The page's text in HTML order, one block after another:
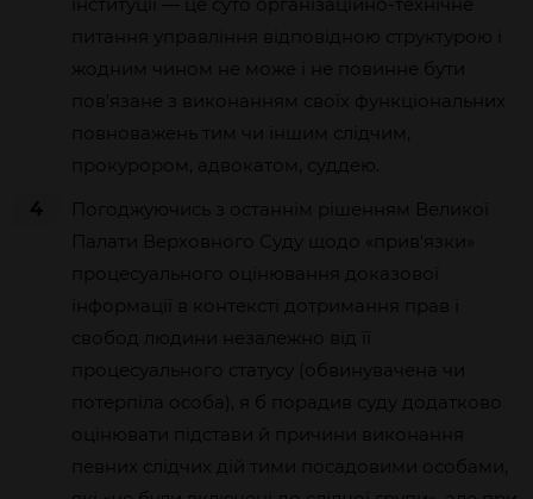
питання управління відповідною структурою і
жодним чином не може і не повинне бути
пов'язане з виконанням своїх функціональних
повноважень тим чи іншим слідчим,
прокурором, адвокатом, суддею.
4
Погоджуючись з останнім рішенням Великої
Палати Верховного Суду щодо «прив'язки»
процесуального оцінювання доказової
інформації в контексті дотримання прав і
свобод людини незалежно від її
процесуального статусу (обвинувачена чи
потерпіла особа), я б порадив суду додатково
оцінювати підстави й причини виконання
певних слідчих дій тими посадовими особами,